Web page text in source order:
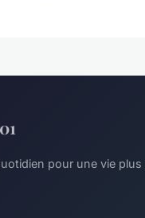
pour une vie plus